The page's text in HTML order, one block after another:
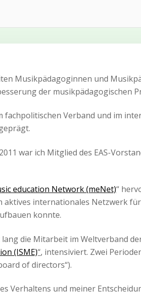
Musikpädagoginnen und
der musikpädagogischen
fachpolitischen Verband und im
war ich Mitglied des EAS-
education Network (meNet)“
internationales Netzwerk
konnte.
die Mitarbeit im Weltverband
(ISME)“, intensiviert. Zwei
of directors“).
Verhaltens und meiner